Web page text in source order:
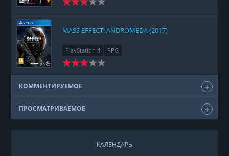
MASS EFFECT: ANDROMEDA (2017)
PlayStation 4 RPG
КОММЕНТИРУЕМОЕ
ПРОСМАТРИВАЕМОЕ
КАЛЕНДАРЬ